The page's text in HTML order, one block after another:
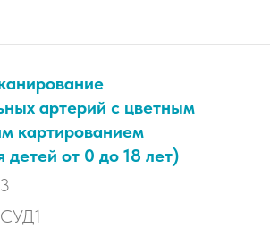
артерий с цветным
картированием
детей от 0 до 18 лет)